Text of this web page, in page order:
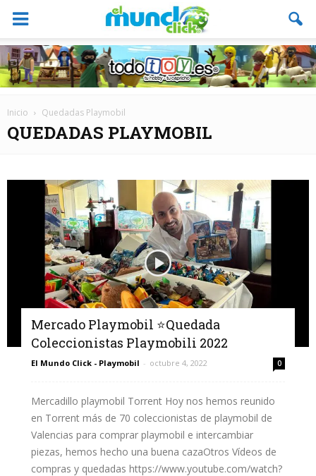
Inicio Quedadas Playmobil
QUEDADAS PLAYMOBIL
Mercado Playmobil ⭐️Quedada
Coleccionistas Playmobili 2022
El Mundo Click - Playmobil - octubre 4, 2022 0
Mercadillo playmobil Torrent Hoy nos hemos reunido
en Torrent más de 70 coleccionistas de playmobil de
Valencias para comprar playmobil e intercambiar
piezas, hemos hecho una buena cazaOtros Vídeos de
compras y quedadas https://www.youtube.com/watch?